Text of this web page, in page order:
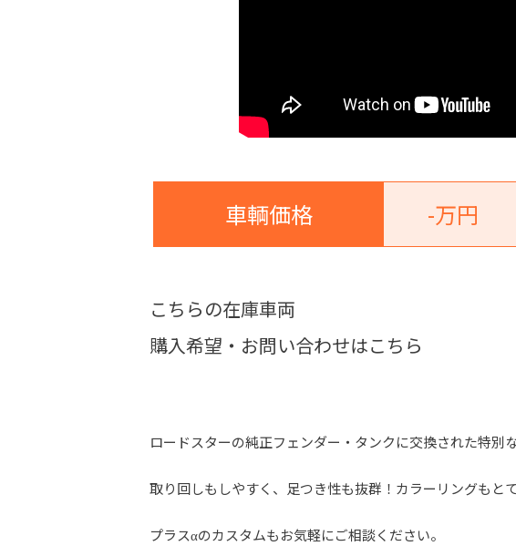
車輌価格 -万円
こちらの在庫車両
購入希望・お問い合わせはこちら
ロードスターの純正フェンダー・タンクに交換された特別
取り回しもしやすく、足つき性も抜群！カラーリングもと
プラスαのカスタムもお気軽にご相談ください。